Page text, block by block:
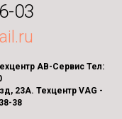
03
АВ-Сервис Тел:
23А. Техцентр VAG -
38